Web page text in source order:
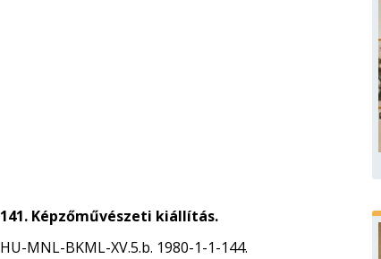
141. Képzőművészeti kiállítás.
HU-MNL-BKML-XV.5.b. 1980-1-1-144.